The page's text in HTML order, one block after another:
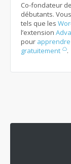
Co-fondateur de
débutants.
tels que les
l’extension
pour
gratuitement
.